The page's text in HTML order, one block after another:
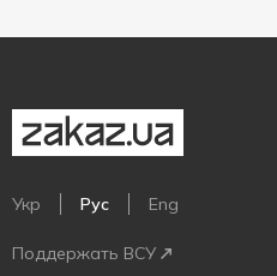
Укр Рус Eng
Поддержать ВСУ